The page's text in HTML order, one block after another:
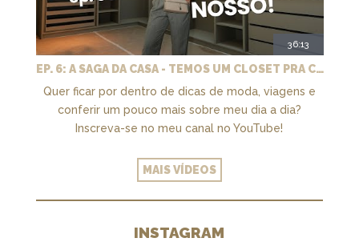
36:13
EP. 6: A SAGA DA CASA - TEMOS UM CLOSET PRA CHAMAR DE NOSSO + MARCENARIA E PAISAGISMO
Quer ficar por dentro de dicas de moda, viagens e
conferir um pouco mais sobre meu dia a dia?
Inscreva-se no meu canal no YouTube!
MAIS VÍDEOS
INSTAGRAM